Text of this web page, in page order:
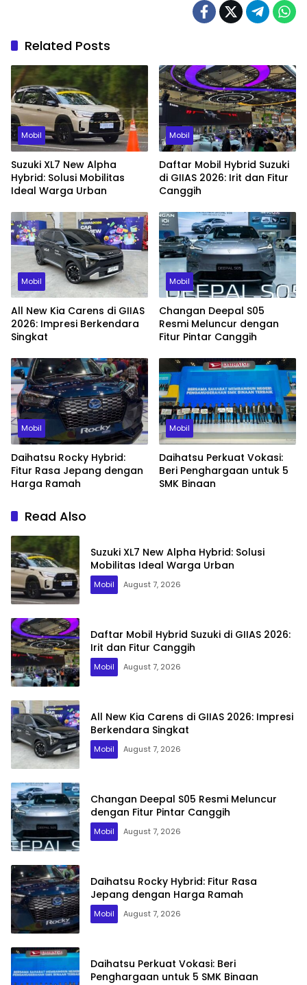
Related Posts
Mobil
Suzuki XL7 New Alpha
Hybrid: Solusi Mobilitas
Ideal Warga Urban
Mobil
Daftar Mobil Hybrid Suzuki
di GIIAS 2026: Irit dan Fitur
Canggih
Mobil
All New Kia Carens di GIIAS
2026: Impresi Berkendara
Singkat
Mobil
Changan Deepal S05
Resmi Meluncur dengan
Fitur Pintar Canggih
Mobil
Daihatsu Rocky Hybrid:
Fitur Rasa Jepang dengan
Harga Ramah
Mobil
Daihatsu Perkuat Vokasi:
Beri Penghargaan untuk 5
SMK Binaan
Read Also
Suzuki XL7 New Alpha Hybrid: Solusi
Mobilitas Ideal Warga Urban
Mobil August 7, 2026
Daftar Mobil Hybrid Suzuki di GIIAS 2026:
Irit dan Fitur Canggih
Mobil August 7, 2026
All New Kia Carens di GIIAS 2026: Impresi
Berkendara Singkat
Mobil August 7, 2026
Changan Deepal S05 Resmi Meluncur
dengan Fitur Pintar Canggih
Mobil August 7, 2026
Daihatsu Rocky Hybrid: Fitur Rasa
Jepang dengan Harga Ramah
Mobil August 7, 2026
Daihatsu Perkuat Vokasi: Beri
Penghargaan untuk 5 SMK Binaan